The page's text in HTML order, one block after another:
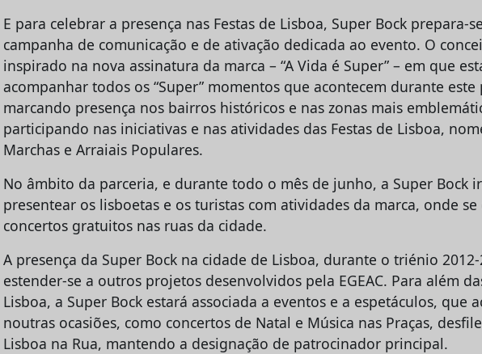
E para celebrar a presença nas Festas de Lisboa, Super Bock prepara-
campanha de comunicação e de ativação dedicada ao evento. O
inspirado na nova assinatura da marca – “A Vida é Super” – em que
acompanhar todos os “Super” momentos que acontecem durante
marcando presença nos bairros históricos e nas zonas mais
participando nas iniciativas e nas atividades das Festas de Lisboa,
Marchas e Arraiais Populares.
No âmbito da parceria, e durante todo o mês de junho, a Super Bock
presentear os lisboetas e os turistas com atividades da marca, onde se
concertos gratuitos nas ruas da cidade.
A presença da Super Bock na cidade de Lisboa, durante o triénio 2012-
estender-se a outros projetos desenvolvidos pela EGEAC. Para além
Lisboa, a Super Bock estará associada a eventos e a espetáculos, que
noutras ocasiões, como concertos de Natal e Música nas Praças,
Lisboa na Rua, mantendo a designação de patrocinador principal.